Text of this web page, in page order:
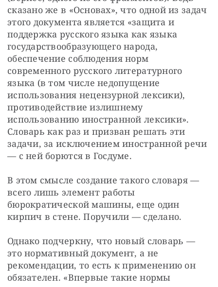
сказано же в «Основах», что одной из задач
этого документа является «защита и
поддержка русского языка как языка
государствообразующего народа,
обеспечение соблюдения норм
современного русского литературного
языка (в том числе недопущение
использования нецензурной лексики),
противодействие излишнему
использованию иностранной лексики».
Словарь как раз и призван решать эти
задачи, за исключением иностранной речи
— с ней борются в Госдуме.
В этом смысле создание такого словаря —
всего лишь элемент работы
бюрократической машины, еще один
кирпич в стене. Поручили — сделано.
Однако подчеркну, что новый словарь —
это нормативный документ, а не
рекомендации, то есть к применению он
обязателен. «Впервые такие нормы